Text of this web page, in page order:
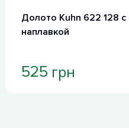
Долото Kuhn 622 128 с
наплавкой
525 грн